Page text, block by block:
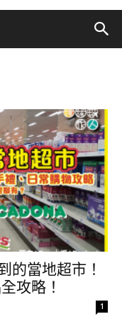
的當地超市！
攻略！
1